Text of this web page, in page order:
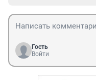
Гость
Войти